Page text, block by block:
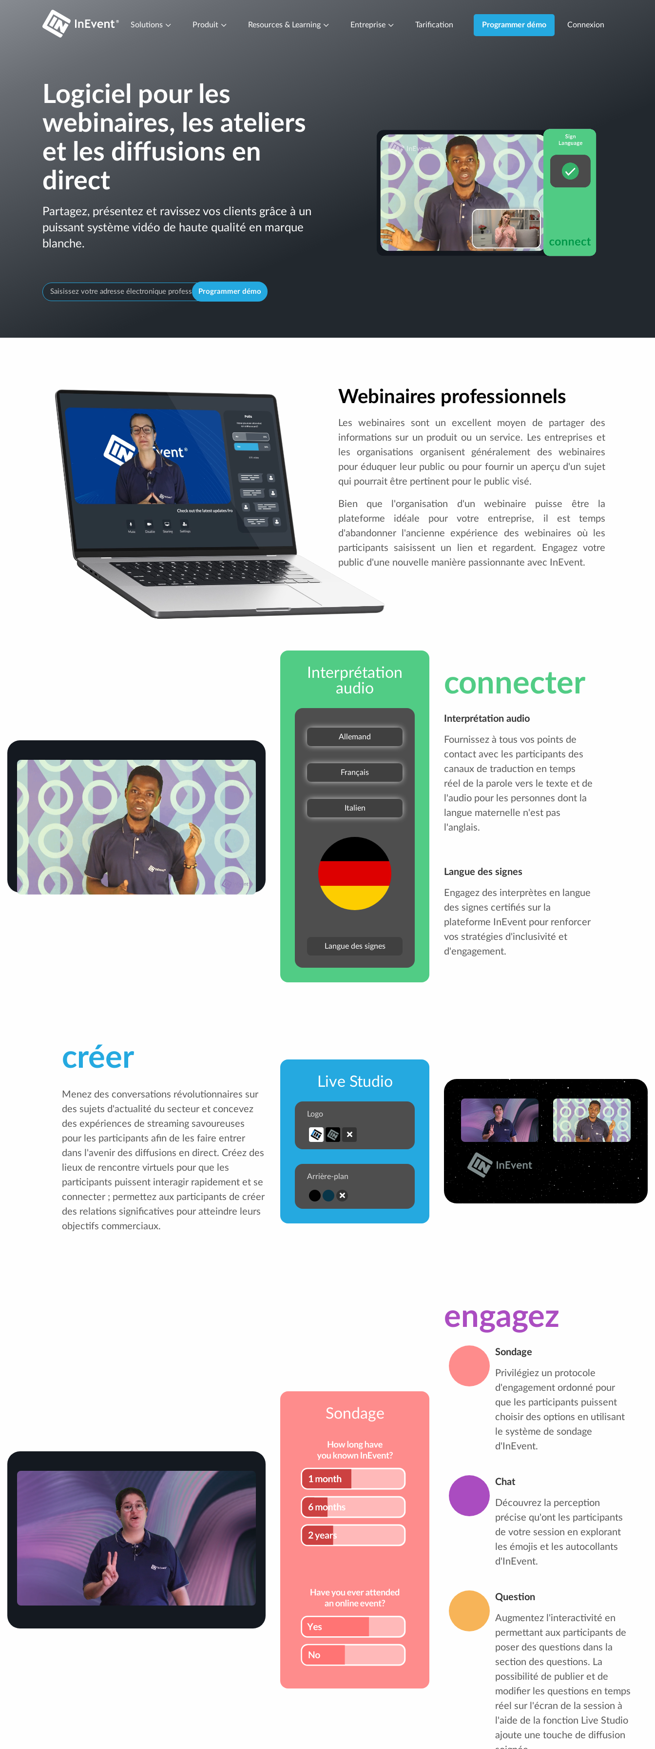
Solutions Produit Resources & Learning Entreprise Tarification Programmer démo Connexion
Logiciel pour les
webinaires, les ateliers
et les diffusions en
direct
Partagez, présentez et ravissez vos clients grâce à un
puissant système vidéo de haute qualité en marque
blanche.
Programmer démo
Webinaires professionnels
Les webinaires sont un excellent moyen de partager des
informations sur un produit ou un service. Les entreprises et
les organisations organisent généralement des webinaires
pour éduquer leur public ou pour fournir un aperçu d'un sujet
qui pourrait être pertinent pour le public visé.
Bien que l'organisation d'un webinaire puisse être la
plateforme idéale pour votre entreprise, il est temps
d'abandonner l'ancienne expérience des webinaires où les
participants saisissent un lien et regardent. Engagez votre
public d'une nouvelle manière passionnante avec InEvent.
Interprétation
audio
Allemand
Français
Italien
Langue des signes
connecter
Interprétation audio
Fournissez à tous vos points de
contact avec les participants des
canaux de traduction en temps
réel de la parole vers le texte et de
l'audio pour les personnes dont la
langue maternelle n'est pas
l'anglais.
Langue des signes
Engagez des interprètes en langue
des signes certifiés sur la
plateforme InEvent pour renforcer
vos stratégies d'inclusivité et
d'engagement.
créer
Menez des conversations révolutionnaires sur
des sujets d'actualité du secteur et concevez
des expériences de streaming savoureuses
pour les participants afin de les faire entrer
dans l'avenir des diffusions en direct. Créez des
lieux de rencontre virtuels pour que les
participants puissent interagir rapidement et se
connecter ; permettez aux participants de créer
des relations significatives pour atteindre leurs
objectifs commerciaux.
Live Studio
Logo
Arrière-plan
Sondage
engagez
Sondage
Privilégiez un protocole
d'engagement ordonné pour
que les participants puissent
choisir des options en utilisant
le système de sondage
d'InEvent.
Chat
Découvrez la perception
précise qu'ont les participants
de votre session en explorant
les émojis et les autocollants
d'InEvent.
Question
Augmentez l'interactivité en
permettant aux participants de
poser des questions dans la
section des questions. La
possibilité de publier et de
modifier les questions en temps
réel sur l'écran de la session à
l'aide de la fonction Live Studio
ajoute une touche de diffusion